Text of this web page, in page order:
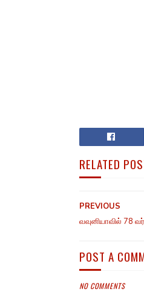
RELATED
PREVIOUS
வவுனியாவில் 78
POST A
NO COMMENTS